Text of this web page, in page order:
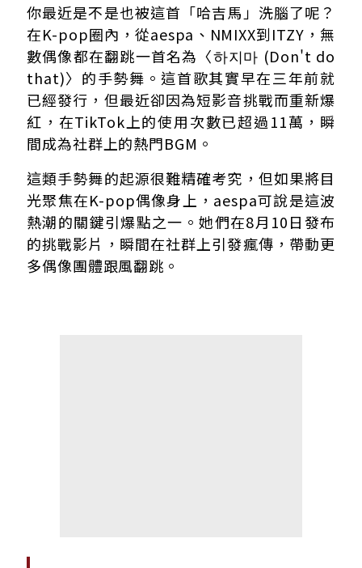
甜蜜又洗腦！「哈吉馬」手勢舞爆紅出圈三關鍵
ZB1、NCT、RIIZE熱情翻跳 成功帶動出圈
你最近是不是也被這首「哈吉馬」洗腦了呢？
在K-pop圈內，從aespa、NMIXX到ITZY，無
數偶像都在翻跳一首名為〈하지마 (Don't do
that)〉的手勢舞。這首歌其實早在三年前就
已經發行，但最近卻因為短影音挑戰而重新爆
紅，在TikTok上的使用次數已超過11萬，瞬
間成為社群上的熱門BGM。
這類手勢舞的起源很難精確考究，但如果將目
光聚焦在K-pop偶像身上，aespa可說是這波
熱潮的關鍵引爆點之一。她們在8月10日發布
的挑戰影片，瞬間在社群上引發瘋傳，帶動更
多偶像團體跟風翻跳。